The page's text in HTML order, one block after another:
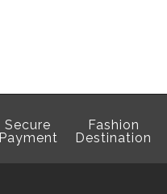
Secure
Payment
Fashion
Destination